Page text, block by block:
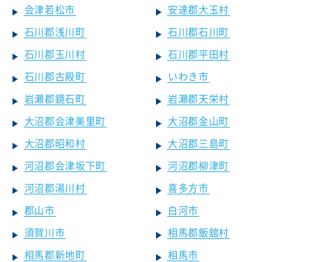
会津若松市
安達郡大玉村
石川郡浅川町
石川郡石川町
石川郡玉川村
石川郡平田村
石川郡古殿町
いわき市
岩瀬郡鏡石町
岩瀬郡天栄村
大沼郡会津美里町
大沼郡金山町
大沼郡昭和村
大沼郡三島町
河沼郡会津坂下町
河沼郡柳津町
河沼郡湯川村
喜多方市
郡山市
白河市
須賀川市
相馬郡飯舘村
相馬郡新地町
相馬市